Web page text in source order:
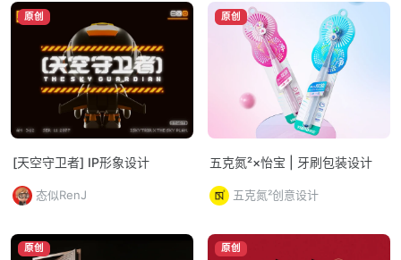
原创
[天空守卫者] IP形象设计
态似RenJ
原创
五克氮²×怡宝 | 牙刷包装设计
五克氮²创意设计
原创 原创